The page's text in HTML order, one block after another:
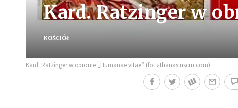
Kard. Ratzinger w
KOŚCIÓŁ
Kard. Ratzinger w obronie „Humanae vitae” (fot.athanasiuscm.com)